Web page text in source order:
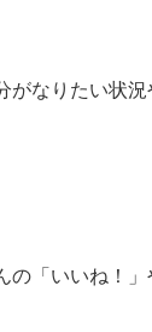
がなりたい状
の「いいね！